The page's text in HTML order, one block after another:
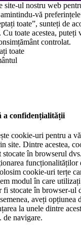
site-ul nostru web
vă
toate”, sunteți de
toate acestea, puteți
controlat.
toate
a confidențialității
cookie-uri pentru a
site. Dintre acestea,
stocate în browserul
funcționalităților
cookie-uri terțe
modul în care
stocate în browser-ul
aveți opțiunea
la unele dintre
de navigare.